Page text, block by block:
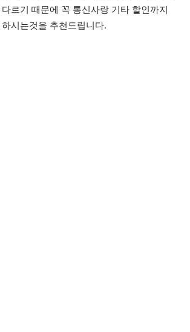
르기 때문에 꼭 통신사랑 기타 할인까지
시는것을 추천드립니다.